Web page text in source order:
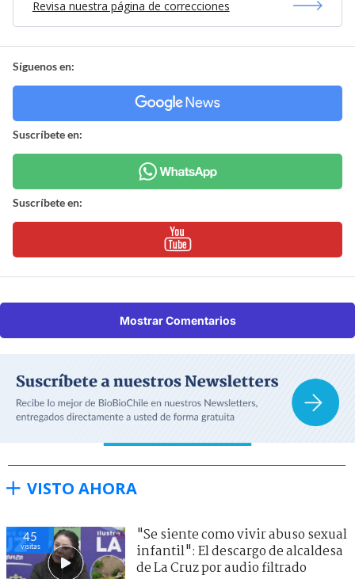
Revisa nuestra página de correcciones
Síguenos en:
Suscríbete en:
Suscríbete en:
Mostrar Comentarios
VISTO AHORA
45
visitas
"Se siente como vivir abuso sexual
infantil": El descargo de alcaldesa
de La Cruz por audio filtrado